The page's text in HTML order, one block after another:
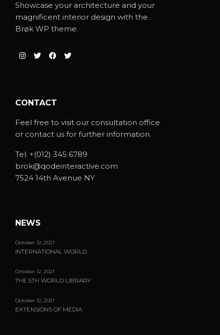
Showcase your architecture and your
magnificent interior design with the
Brøk WP theme.
CONTACT
Feel free to visit our consultation office
or contact us for further information.
Tel: +(012) 345 6789
brok@qodeinteractive.com
7524 14th Avenue NY
NEWS
October 12, 2021
INTERNATIONAL WORLD
October 12, 2021
THE 5TH WORLD LIBRARY
October 12, 2021
EXTENSIONS OF MEDIA